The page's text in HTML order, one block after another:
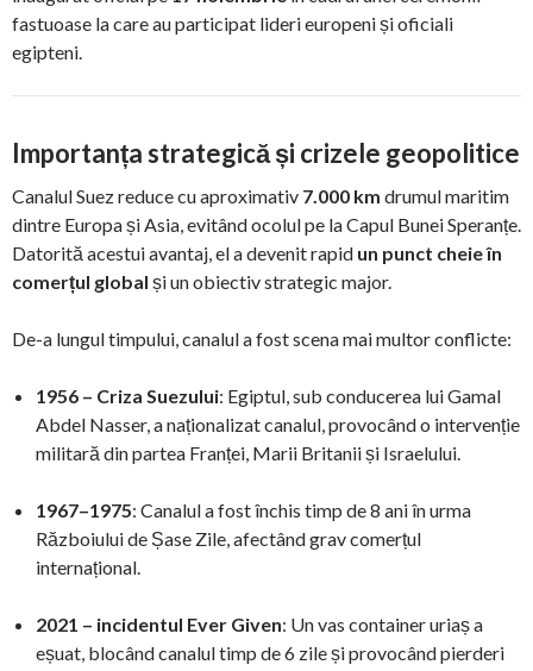
fastuoase la care au participat lideri europeni și oficiali
egipteni.
Importanța strategică și crizele geopolitice
Canalul Suez reduce cu aproximativ 7.000 km drumul maritim
dintre Europa și Asia, evitând ocolul pe la Capul Bunei Speranțe.
Datorită acestui avantaj, el a devenit rapid un punct cheie în
comerțul global și un obiectiv strategic major.
De-a lungul timpului, canalul a fost scena mai multor conflicte:
1956 – Criza Suezului: Egiptul, sub conducerea lui Gamal
Abdel Nasser, a naționalizat canalul, provocând o intervenție
militară din partea Franței, Marii Britanii și Israelului.
1967–1975: Canalul a fost închis timp de 8 ani în urma
Războiului de Șase Zile, afectând grav comerțul
internațional.
2021 – incidentul Ever Given: Un vas container uriaș a
eșuat, blocând canalul timp de 6 zile și provocând pierderi